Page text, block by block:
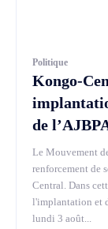
Politique
Kongo-
de
Le Mouvement
renforcement de
Central. Dans
l'implantation et
lundi 3 août...